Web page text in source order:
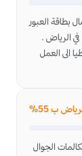
بطاقة العبور
في الرياض .
سيارة لمسافة 32 كم وسطيا الى العمل
ب 55%
مكالمات الجوال